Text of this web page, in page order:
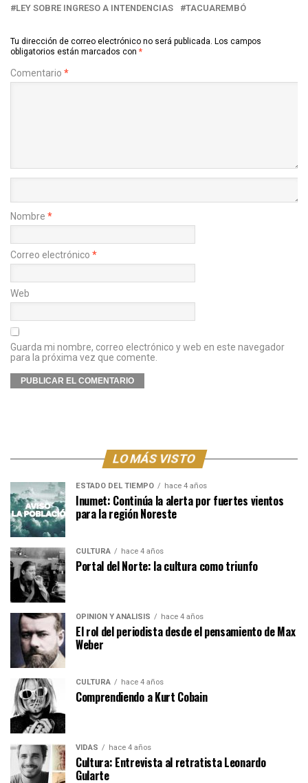
LEY SOBRE INGRESO A INTENDENCIAS
TACUAREMBÓ
Tu dirección de correo electrónico no será publicada. Los campos
obligatorios están marcados con *
Comentario *
Nombre *
Correo electrónico *
Web
Guarda mi nombre, correo electrónico y web en este navegador
para la próxima vez que comente.
LO MÁS VISTO
ESTADO DEL TIEMPO hace 4 años
Inumet: Continúa la alerta por fuertes vientos
para la región Noreste
CULTURA hace 4 años
Portal del Norte: la cultura como triunfo
OPINIÓN Y ANÁLISIS hace 4 años
El rol del periodista desde el pensamiento de Max
Weber
CULTURA hace 4 años
Comprendiendo a Kurt Cobain
VIDAS hace 4 años
Cultura: Entrevista al retratista Leonardo
Gularte